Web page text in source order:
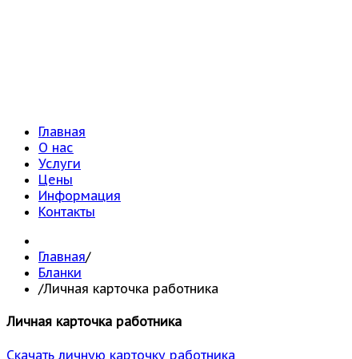
Главная
О нас
Услуги
Цены
Информация
Контакты
Главная/
Бланки
/Личная карточка работника
Личная карточка работника
Скачать личную карточку работника